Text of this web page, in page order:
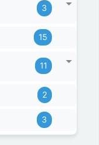
3
15
11
2
3